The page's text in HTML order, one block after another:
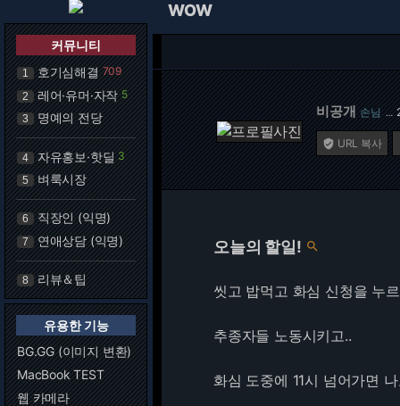
커뮤니티
1 호기심해결 709
2 레어·유머·자작 5
3 명예의 전당
4 자유홍보·핫딜 3
5 벼룩시장
6 직장인 (익명)
7 연애상담 (익명)
8 리뷰＆팁
유용한 기능
BG.GG (이미지 변환)
MacBook TEST
웹 카메라
WOW
비공개 손님 …
 URL 복사
오늘의 할일! 
씻고 밥먹고 화심 신청을 누
추종자들 노동시키고..
화심 도중에 11시 넘어가면